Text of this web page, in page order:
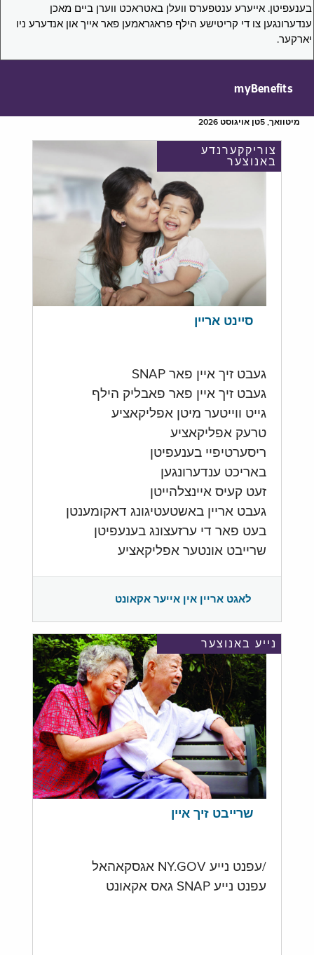
בענעפיטן. אייערע ענטפערס וועלן באטראכט ווערן ביים מאכן
ענדערונגען צו די קריטישע הילף פראגראמען פאר אייך און אנדערע ניו
יארקער.
myBenefits
מיטוואך, 5טן אויגוסט 2026
צוריקקערנדע
באנוצער
סיינט אריין
געבט זיך איין פאר SNAP
געבט זיך איין פאר פאבליק הילף
גייט ווייטער מיטן אפליקאציע
טרעק אפליקאציע
ריסערטיפיי בענעפיטן
באריכט ענדערונגען
זעט קעיס איינצלהייטן
געבט אריין באשטעטיגונג דאקומענטן
בעט פאר די ערזעצונג בענעפיטן
שרייבט אונטער אפליקאציע
לאגט אריין אין אייער אקאונט
נייע באנוצער
שרייבט זיך איין
/עפנט נייע NY.GOV אגסקאהאל
עפנט נייע SNAP גאס אקאונט